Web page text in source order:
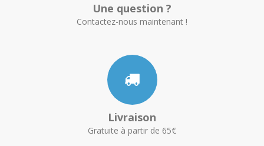
Une question ?
Contactez-nous maintenant !
Livraison
Gratuite à partir de 65€